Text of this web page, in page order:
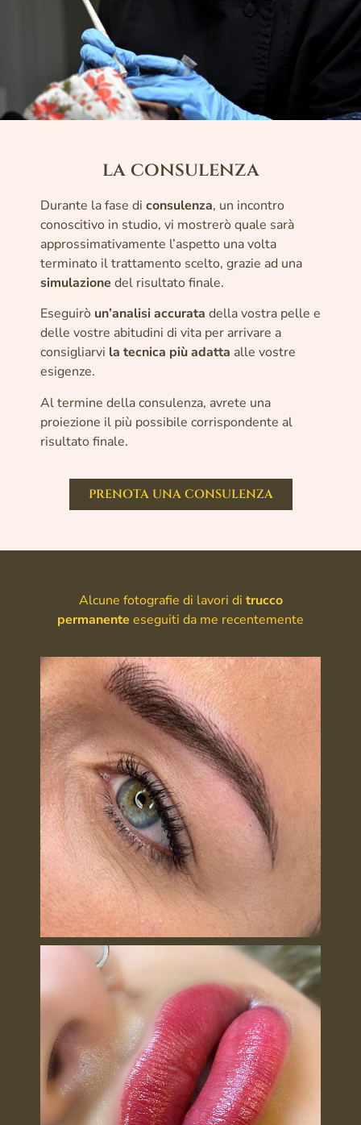
la consulenza
Durante la fase di consulenza, un incontro
conoscitivo in studio, vi mostrerò quale sarà
approssimativamente l’aspetto una volta
terminato il trattamento scelto, grazie ad una
simulazione del risultato finale.
Eseguirò un’analisi accurata della vostra pelle e
delle vostre abitudini di vita per arrivare a
consigliarvi la tecnica più adatta alle vostre
esigenze.
Al termine della consulenza, avrete una
proiezione il più possibile corrispondente al
risultato finale.
PRENOTA UNA CONSULENZA
Alcune fotografie di lavori di trucco
permanente eseguiti da me recentemente